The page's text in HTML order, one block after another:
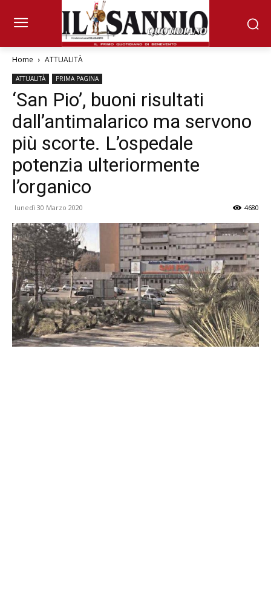
Home ATTUALITÀ
ATTUALITÀ PRIMA PAGINA
‘San Pio’, buoni risultati
dall’antimalarico ma servono
più scorte. L’ospedale
potenzia ulteriormente
l’organico
lunedì 30 Marzo 2020 4680